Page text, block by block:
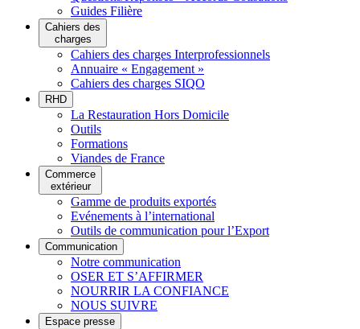
Guides Filière
Cahiers des
charges
Cahiers des charges Interprofessionnels
Annuaire « Engagement »
Cahiers des charges SIQO
RHD
La Restauration Hors Domicile
Outils
Formations
Viandes de France
Commerce
extérieur
Gamme de produits exportés
Evénements à l’international
Outils de communication pour l’Export
Communication
Notre communication
OSER ET S’AFFIRMER
NOURRIR LA CONFIANCE
NOUS SUIVRE
Espace presse